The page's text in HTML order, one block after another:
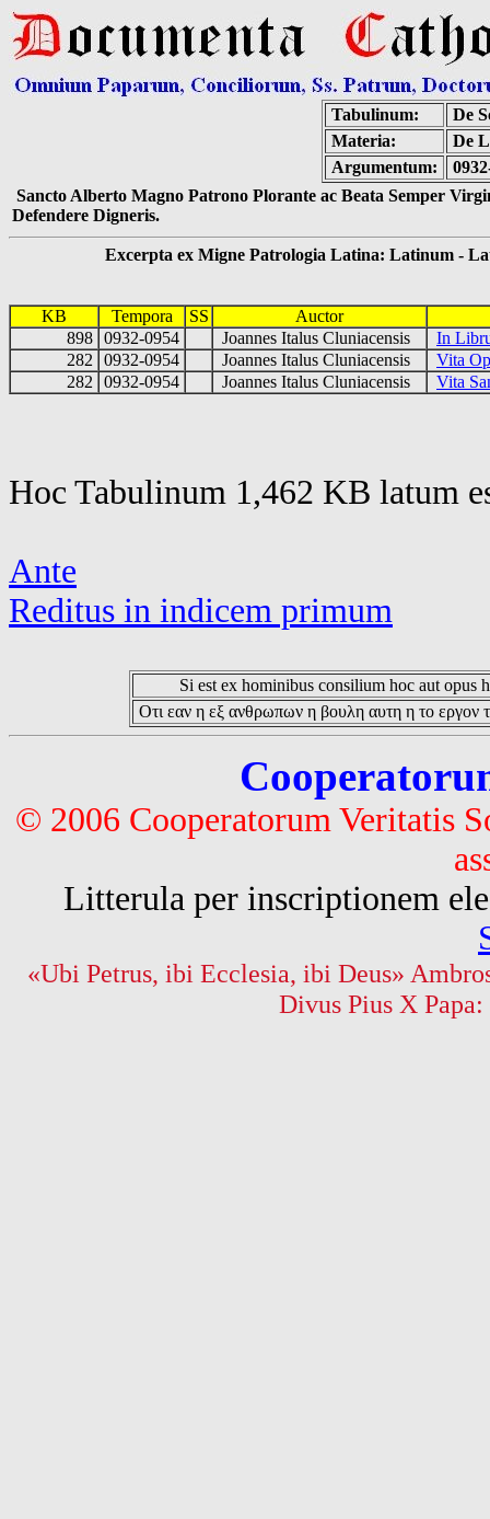
Tabulinum:
De
Materia:
De
Argumentum:
Sancto Alberto Magno Patrono Plorante ac Beata Semper
Defendere Digneris.
Excerpta ex Migne Patrologia Latina: Latinum -
KB Tempora SS
Auctor
898 0932-0954 Joannes Italus Cluniacensis
In
282
0932-0954 Joannes Italus Cluniacensis
Vita
282
0932-0954 Joannes Italus Cluniacensis Vita
Hoc Tabulinum 1,462 KB latum
Ante
Reditus in indicem primum
Si est ex hominibus consilium hoc aut opus
Οτι εαν η εξ ανθρωπων η βουλη αυτη η το εργον
© 2006 Cooperatorum Veritatis
Litterula per inscriptionem
«Ubi Petrus, ibi Ecclesia, ibi Deus»
Divus Pius X Papa: